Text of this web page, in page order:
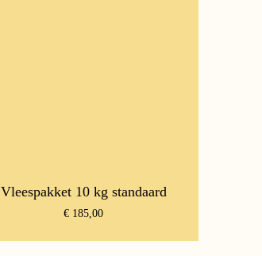
Vleespakket 10 kg standaard
€ 185,00